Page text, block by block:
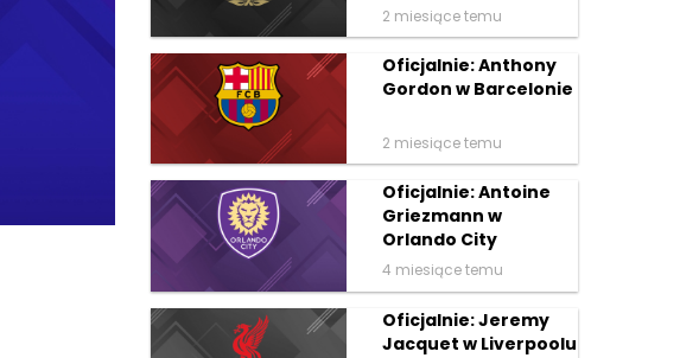
2 miesiące temu
Oficjalnie: Anthony
Gordon w Barcelonie
2 miesiące temu
Oficjalnie: Antoine
Griezmann w
Orlando City
4 miesiące temu
Oficjalnie: Jeremy
Jacquet w Liverpoolu